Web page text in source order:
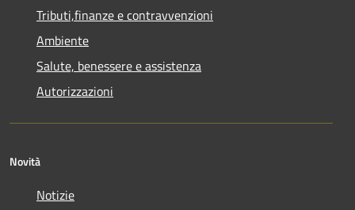
Tributi,finanze e contravvenzioni
Ambiente
Salute, benessere e assistenza
Autorizzazioni
Novità
Notizie